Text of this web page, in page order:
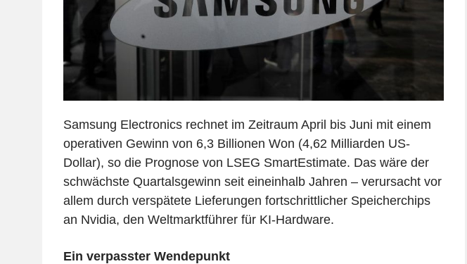
Samsung Electronics rechnet im Zeitraum April bis Juni mit einem
operativen Gewinn von 6,3 Billionen Won (4,62 Milliarden US-
Dollar), so die Prognose von LSEG SmartEstimate. Das wäre der
schwächste Quartalsgewinn seit eineinhalb Jahren – verursacht vor
allem durch verspätete Lieferungen fortschrittlicher Speicherchips
an Nvidia, den Weltmarktführer für KI-Hardware.
Ein verpasster Wendepunkt